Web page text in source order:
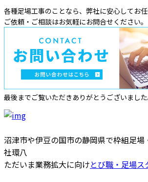
各種足場工事のことなら、弊社に安心してお任
ご依頼・ご相談はお気軽にお問合せください。
最後までご覧いただきありがとうございました
沼津市や伊豆の国市の静岡県で枠組足
社環八
ただいま業務拡大に向けとび職・足場ス